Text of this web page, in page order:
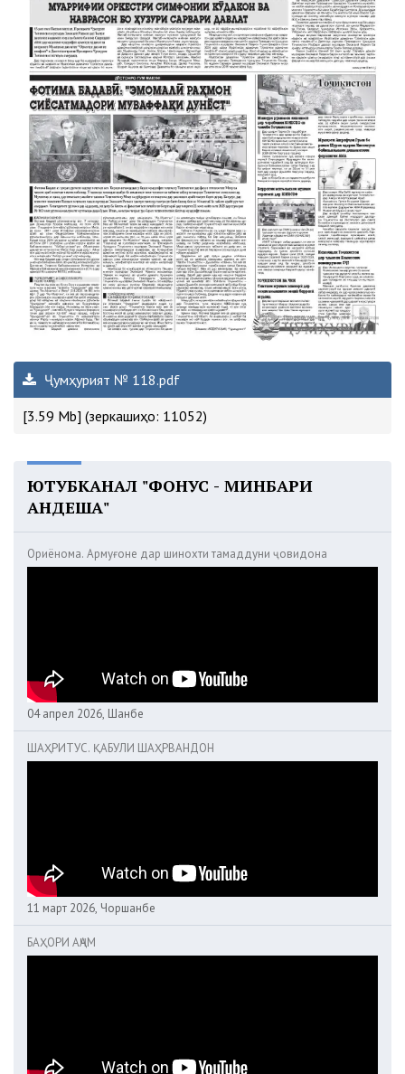
Ҷумҳурият № 118.pdf
[3.59 Mb] (зеркашиҳо: 11052)
ЮТУБКАНАЛ "ФОНУС - МИНБАРИ
АНДЕША"
Ориёнома. Армуғоне дар шинохти тамаддуни ҷовидона
04 апрел 2026, Шанбе
ШАҲРИТУС. ҚАБУЛИ ШАҲРВАНДОН
11 март 2026, Чоршанбе
БАҲОРИ АҶАМ